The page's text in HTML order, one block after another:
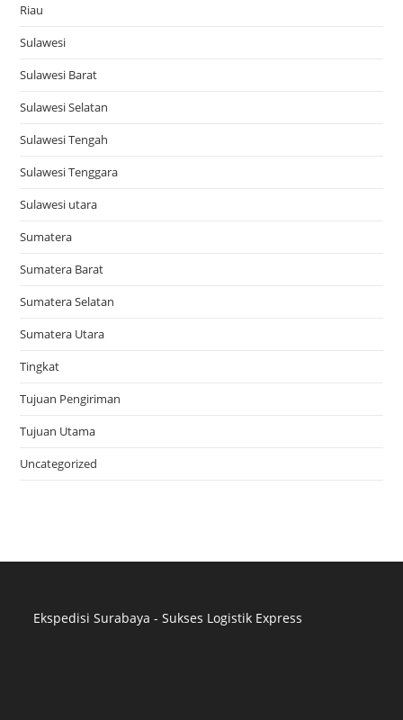
Riau
Sulawesi
Sulawesi Barat
Sulawesi Selatan
Sulawesi Tengah
Sulawesi Tenggara
Sulawesi utara
Sumatera
Sumatera Barat
Sumatera Selatan
Sumatera Utara
Tingkat
Tujuan Pengiriman
Tujuan Utama
Uncategorized
Ekspedisi Surabaya - Sukses Logistik Express